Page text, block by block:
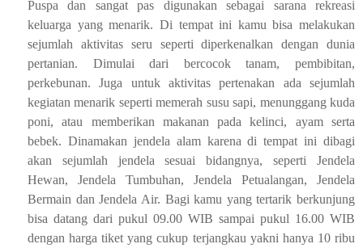
Puspa dan sangat pas digunakan sebagai sarana rekreasi
keluarga yang menarik. Di tempat ini kamu bisa melakukan
sejumlah aktivitas seru seperti diperkenalkan dengan dunia
pertanian. Dimulai dari bercocok tanam, pembibitan,
perkebunan. Juga untuk aktivitas pertenakan ada sejumlah
kegiatan menarik seperti memerah susu sapi, menunggang kuda
poni, atau memberikan makanan pada kelinci, ayam serta
bebek. Dinamakan jendela alam karena di tempat ini dibagi
akan sejumlah jendela sesuai bidangnya, seperti Jendela
Hewan, Jendela Tumbuhan, Jendela Petualangan, Jendela
Bermain dan Jendela Air. Bagi kamu yang tertarik berkunjung
bisa datang dari pukul 09.00 WIB sampai pukul 16.00 WIB
dengan harga tiket yang cukup terjangkau yakni hanya 10 ribu